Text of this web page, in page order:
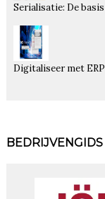
Serialisatie: De
Digitaliseer met